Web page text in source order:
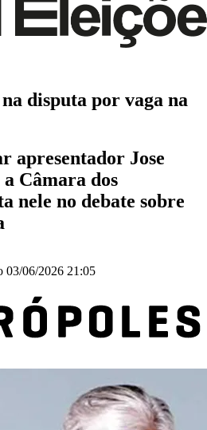
disputa por vaga na
apresentador Jose
Câmara dos
nele no debate sobre
03/06/2026 21:05